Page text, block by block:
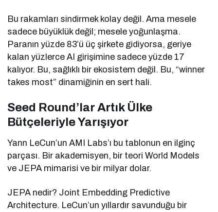
Bu rakamları sindirmek kolay değil. Ama mesele
sadece büyüklük değil; mesele yoğunlaşma.
Paranın yüzde 83’ü üç şirkete gidiyorsa, geriye
kalan yüzlerce AI girişimine sadece yüzde 17
kalıyor. Bu, sağlıklı bir ekosistem değil. Bu, “winner
takes most” dinamiğinin en sert hali.
Seed Round’lar Artık Ülke
Bütçeleriyle Yarışıyor
Yann LeCun’un AMI Labs’ı bu tablonun en ilginç
parçası. Bir akademisyen, bir teori World Models
ve JEPA mimarisi ve bir milyar dolar.
JEPA nedir? Joint Embedding Predictive
Architecture. LeCun’un yıllardır savunduğu bir